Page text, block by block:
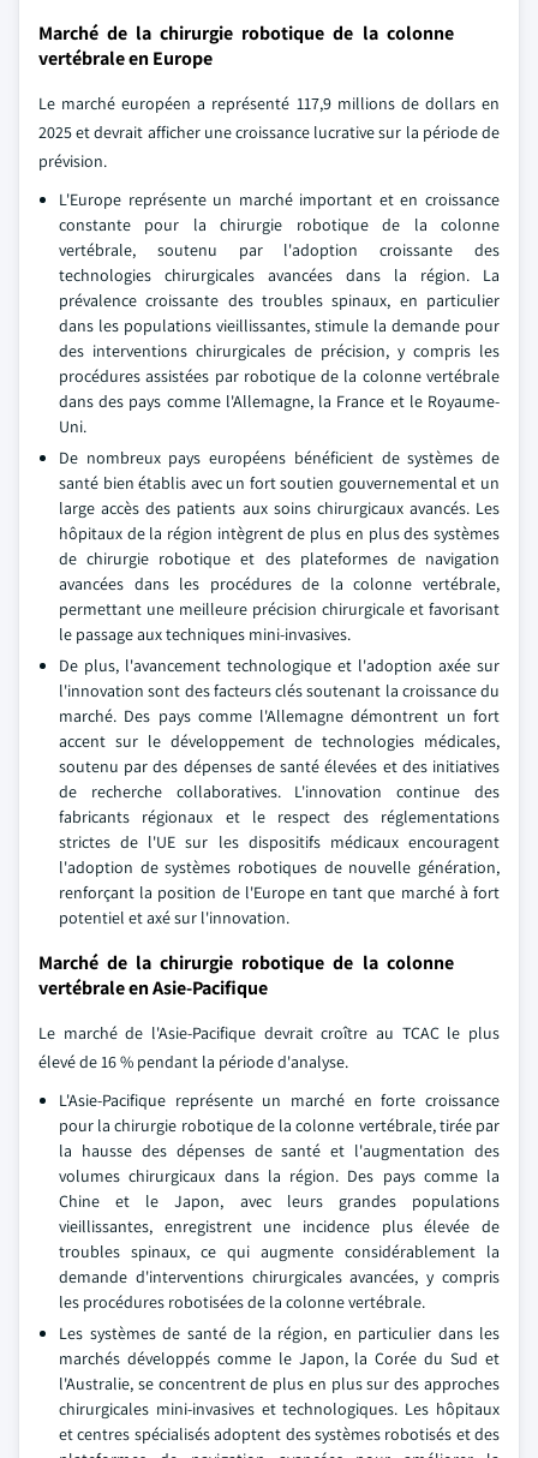
Marché de la chirurgie robotique de la colonne
vertébrale en Europe
Le marché européen a représenté 117,9 millions de dollars en
2025 et devrait afficher une croissance lucrative sur la période de
prévision.
L'Europe représente un marché important et en croissance
constante pour la chirurgie robotique de la colonne
vertébrale, soutenu par l'adoption croissante des
technologies chirurgicales avancées dans la région. La
prévalence croissante des troubles spinaux, en particulier
dans les populations vieillissantes, stimule la demande pour
des interventions chirurgicales de précision, y compris les
procédures assistées par robotique de la colonne vertébrale
dans des pays comme l'Allemagne, la France et le Royaume-
Uni.
De nombreux pays européens bénéficient de systèmes de
santé bien établis avec un fort soutien gouvernemental et un
large accès des patients aux soins chirurgicaux avancés. Les
hôpitaux de la région intègrent de plus en plus des systèmes
de chirurgie robotique et des plateformes de navigation
avancées dans les procédures de la colonne vertébrale,
permettant une meilleure précision chirurgicale et favorisant
le passage aux techniques mini-invasives.
De plus, l'avancement technologique et l'adoption axée sur
l'innovation sont des facteurs clés soutenant la croissance du
marché. Des pays comme l'Allemagne démontrent un fort
accent sur le développement de technologies médicales,
soutenu par des dépenses de santé élevées et des initiatives
de recherche collaboratives. L'innovation continue des
fabricants régionaux et le respect des réglementations
strictes de l'UE sur les dispositifs médicaux encouragent
l'adoption de systèmes robotiques de nouvelle génération,
renforçant la position de l'Europe en tant que marché à fort
potentiel et axé sur l'innovation.
Marché de la chirurgie robotique de la colonne
vertébrale en Asie-Pacifique
Le marché de l'Asie-Pacifique devrait croître au TCAC le plus
élevé de 16 % pendant la période d'analyse.
L'Asie-Pacifique représente un marché en forte croissance
pour la chirurgie robotique de la colonne vertébrale, tirée par
la hausse des dépenses de santé et l'augmentation des
volumes chirurgicaux dans la région. Des pays comme la
Chine et le Japon, avec leurs grandes populations
vieillissantes, enregistrent une incidence plus élevée de
troubles spinaux, ce qui augmente considérablement la
demande d'interventions chirurgicales avancées, y compris
les procédures robotisées de la colonne vertébrale.
Les systèmes de santé de la région, en particulier dans les
marchés développés comme le Japon, la Corée du Sud et
l'Australie, se concentrent de plus en plus sur des approches
chirurgicales mini-invasives et technologiques. Les hôpitaux
et centres spécialisés adoptent des systèmes robotisés et des